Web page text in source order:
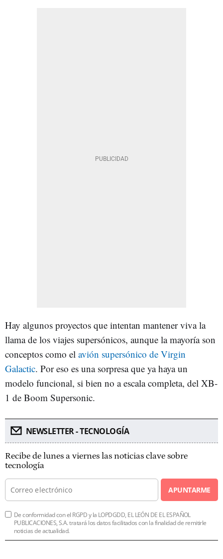
Hay algunos proyectos que intentan mantener viva la
llama de los viajes supersónicos, aunque la mayoría son
conceptos como el avión supersónico de Virgin
Galactic. Por eso es una sorpresa que ya haya un
modelo funcional, si bien no a escala completa, del XB-
1 de Boom Supersonic.
NEWSLETTER - TECNOLOGÍA
Recibe de lunes a viernes las noticias clave sobre
tecnología
APUNTARME
De conformidad con el RGPD y la LOPDGDD, EL LEÓN DE EL ESPAÑOL
PUBLICACIONES, S.A. tratará los datos facilitados con la finalidad de remitirle
noticias de actualidad.